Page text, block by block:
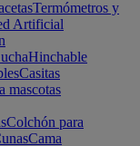
Termómetros y
Artificial
Hinchable
Casitas
mascotas
Colchón para
Cama